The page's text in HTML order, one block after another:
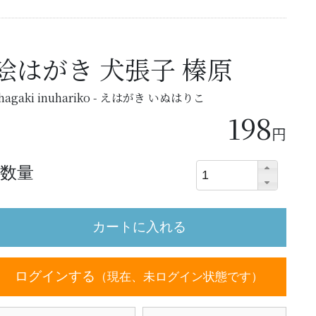
はがき 犬張子 榛原
inuhariko - えはがき いぬはりこ
198円
数量
ログインする （現在、未ログイン状態です）